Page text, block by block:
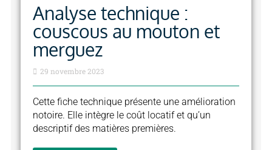
Analyse technique :
couscous au mouton et
merguez
29 novembre 2023
Cette fiche technique présente une amélioration
notoire. Elle intègre le coût locatif et qu’un
descriptif des matières premières.